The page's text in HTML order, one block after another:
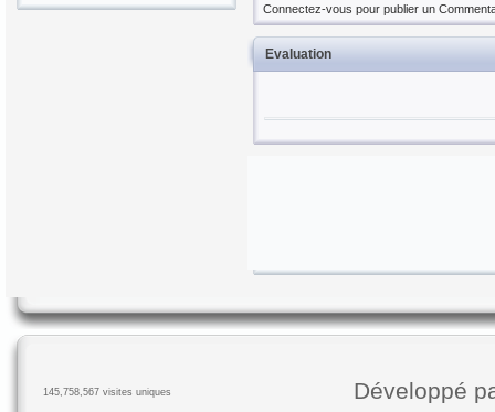
Connectez-vous pour publier un
Evaluation
145,758,567 visites uniques Développé